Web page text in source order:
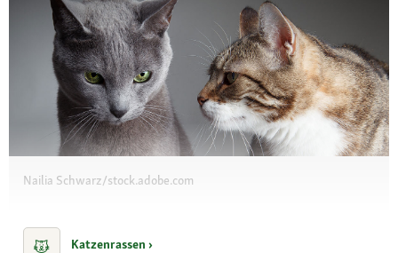
Nailia Schwarz/stock.adobe.com
Katzenrassen ›